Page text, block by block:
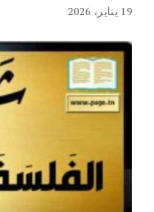
19 يناير، 2026